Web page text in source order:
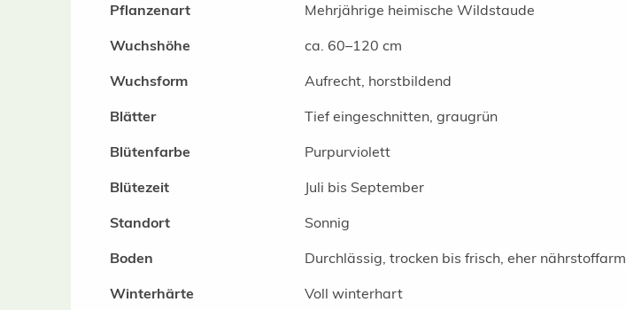
Pflanzenart
Mehrjährige heimische Wildstaude
Wuchshöhe
ca. 60–120 cm
Wuchsform
Aufrecht, horstbildend
Blätter
Tief eingeschnitten, graugrün
Blütenfarbe
Purpurviolett
Blütezeit
Juli bis September
Standort
Sonnig
Boden
Durchlässig, trocken bis frisch, eher nährstoffarm
Winterhärte
Voll winterhart